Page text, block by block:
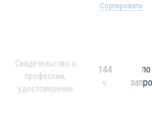
Сортировать
Свидетельство о
профессии,
удостоверение
144
ч.
по